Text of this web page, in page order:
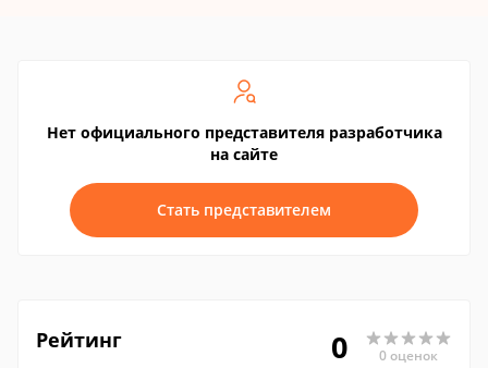
Нет официального представителя разработчика
на сайте
Стать представителем
Рейтинг 0 0 оценок